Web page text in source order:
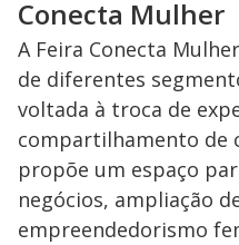
Conecta Mulher
A Feira Conecta
de diferentes
voltada à troca de
compartilhamento de
propõe um espaço
negócios, ampliação
empreendedorismo